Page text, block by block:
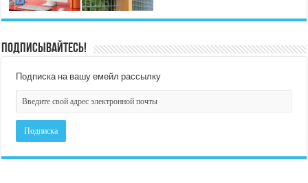
Подписывайтесь!
Подписка на вашу емейл рассылку